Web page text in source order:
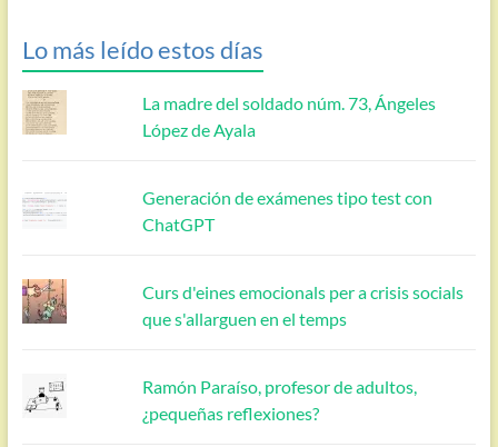
Lo más leído estos días
La madre del soldado núm. 73, Ángeles
López de Ayala
Generación de exámenes tipo test con
ChatGPT
Curs d'eines emocionals per a crisis socials
que s'allarguen en el temps
Ramón Paraíso, profesor de adultos,
¿pequeñas reflexiones?